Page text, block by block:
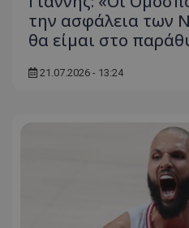
την ασφάλεια των
θα είμαι στο
21.07.2026 - 13:24